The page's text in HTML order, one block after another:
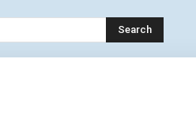
Search